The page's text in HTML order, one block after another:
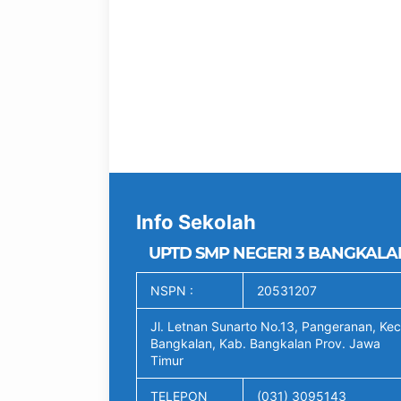
Info Sekolah
UPTD SMP NEGERI 3
NSPN : 20531207
Jl. Letnan Sunarto No.13, Pangeranan,
Bangkalan, Kab. Bangkalan Prov. Jawa
Timur
TELEPON (031) 3095143